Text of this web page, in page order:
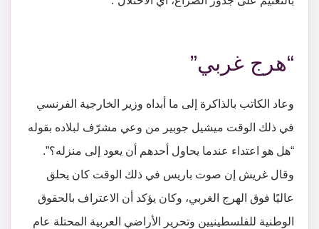
“هرج غربي”
وعاد الكاتب بالذاكرة إلى ما أبداه وزير الخارجية الفرنسي
في ذلك الوقت ميشيل جوبير من وعي مشرّف لبلاده بقوله
“هل هو اعتداء عندما يحاول أحدهم أن يعود إلى منزله؟”.
وقال غريش إن صوت باريس في ذلك الوقت كان يحلق
عاليًا فوق الهرج الغربي، وكان يؤكد أن الاعتراف بالحقوق
الوطنية للفلسطينيين وتحرير الأراضي العربية المحتلة عام